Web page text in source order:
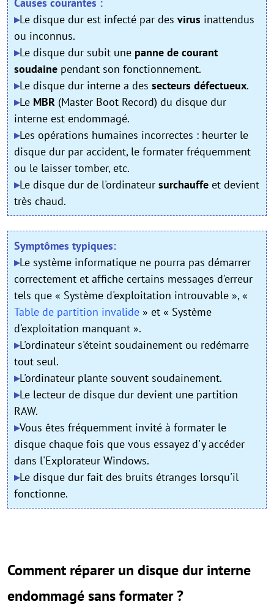
▸Le disque dur est infecté par des virus inattendus
ou inconnus.
▸Le disque dur subit une panne de courant
soudaine pendant son fonctionnement.
▸Le disque dur interne a des secteurs défectueux.
▸Le MBR (Master Boot Record) du disque dur
interne est endommagé.
▸Les opérations humaines incorrectes : heurter le
disque dur par accident, le formater fréquemment
ou le laisser tomber, etc.
▸Le disque dur de l'ordinateur surchauffe et devient
très chaud.
Symptômes typiques:
▸Le système informatique ne pourra pas démarrer
correctement et affiche certains messages d'erreur
tels que « Système d'exploitation introuvable », «
Table de partition invalide » et « Système
d'exploitation manquant ».
▸L'ordinateur s'éteint soudainement ou redémarre
tout seul.
▸L'ordinateur plante souvent soudainement.
▸Le lecteur de disque dur devient une partition
RAW.
▸Vous êtes fréquemment invité à formater le
disque chaque fois que vous essayez d'y accéder
dans l'Explorateur Windows.
▸Le disque dur fait des bruits étranges lorsqu'il
fonctionne.
Comment réparer un disque dur interne
endommagé sans formater ?